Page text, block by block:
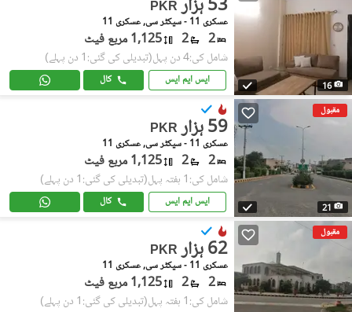
16
PKR 53 ہزار
عسکری 11 - سیکٹر سی, عسکری 11
2
2 1,125 مربع فیٹ
شامل کی:4 دن پہل (تبدیلی کی گئی:1 دن پہلے)
ایس ایم ایس کال
مقبول
21
PKR 59 ہزار
عسکری 11 - سیکٹر سی, عسکری 11
2
2 1,125 مربع فیٹ
شامل کی:1 ہفتہ پہل (تبدیلی کی گئی:1 دن پہلے)
ایس ایم ایس کال
مقبول
PKR 62 ہزار
عسکری 11 - سیکٹر سی, عسکری 11
2
2 1,125 مربع فیٹ
شامل کی:1 ہفتہ پہل (تبدیلی کی گئی:1 دن پہلے)